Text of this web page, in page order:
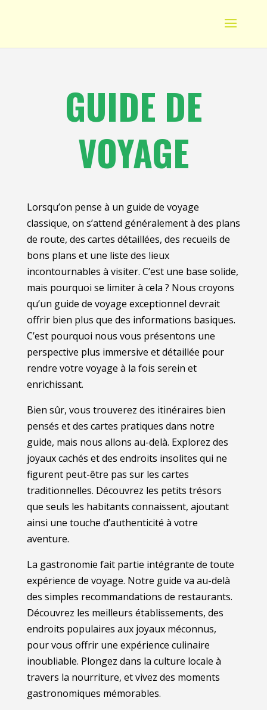
GUIDE DE
VOYAGE
Lorsqu’on pense à un guide de voyage
classique, on s’attend généralement à des plans
de route, des cartes détaillées, des recueils de
bons plans et une liste des lieux
incontournables à visiter. C’est une base solide,
mais pourquoi se limiter à cela ? Nous croyons
qu’un guide de voyage exceptionnel devrait
offrir bien plus que des informations basiques.
C’est pourquoi nous vous présentons une
perspective plus immersive et détaillée pour
rendre votre voyage à la fois serein et
enrichissant.
Bien sûr, vous trouverez des itinéraires bien
pensés et des cartes pratiques dans notre
guide, mais nous allons au-delà. Explorez des
joyaux cachés et des endroits insolites qui ne
figurent peut-être pas sur les cartes
traditionnelles. Découvrez les petits trésors
que seuls les habitants connaissent, ajoutant
ainsi une touche d’authenticité à votre
aventure.
La gastronomie fait partie intégrante de toute
expérience de voyage. Notre guide va au-delà
des simples recommandations de restaurants.
Découvrez les meilleurs établissements, des
endroits populaires aux joyaux méconnus,
pour vous offrir une expérience culinaire
inoubliable. Plongez dans la culture locale à
travers la nourriture, et vivez des moments
gastronomiques mémorables.